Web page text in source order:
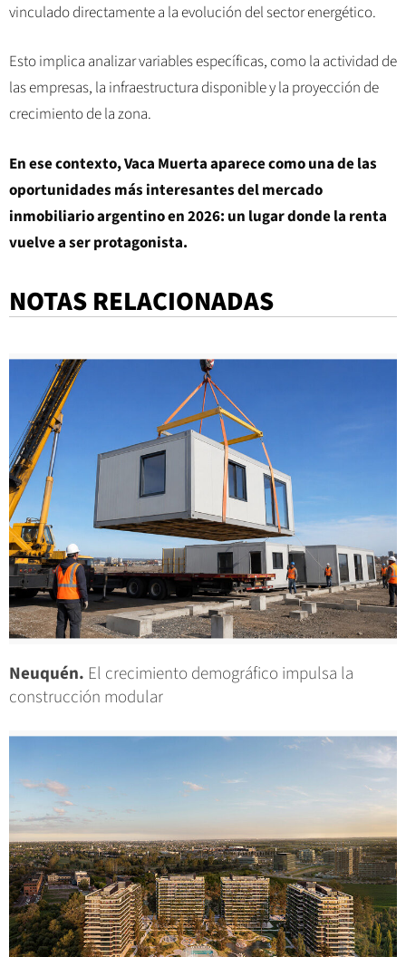
vinculado directamente a la evolución del sector energético.
Esto implica analizar variables específicas, como la actividad de
las empresas, la infraestructura disponible y la proyección de
crecimiento de la zona.
En ese contexto, Vaca Muerta aparece como una de las
oportunidades más interesantes del mercado
inmobiliario argentino en 2026: un lugar donde la renta
vuelve a ser protagonista.
NOTAS RELACIONADAS
Neuquén. El crecimiento demográfico impulsa la
construcción modular